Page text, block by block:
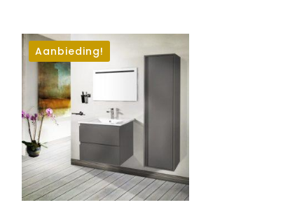
Aanbieding!